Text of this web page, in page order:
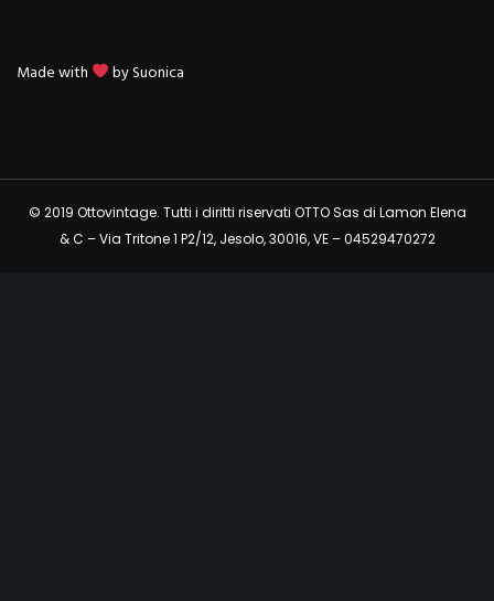
Made with bySuonica
© 2019 Ottovintage. Tutti i diritti riservati OTTO Sas di Lamon Elena
& C – Via Tritone 1 P2/12, Jesolo, 30016, VE – 04529470272